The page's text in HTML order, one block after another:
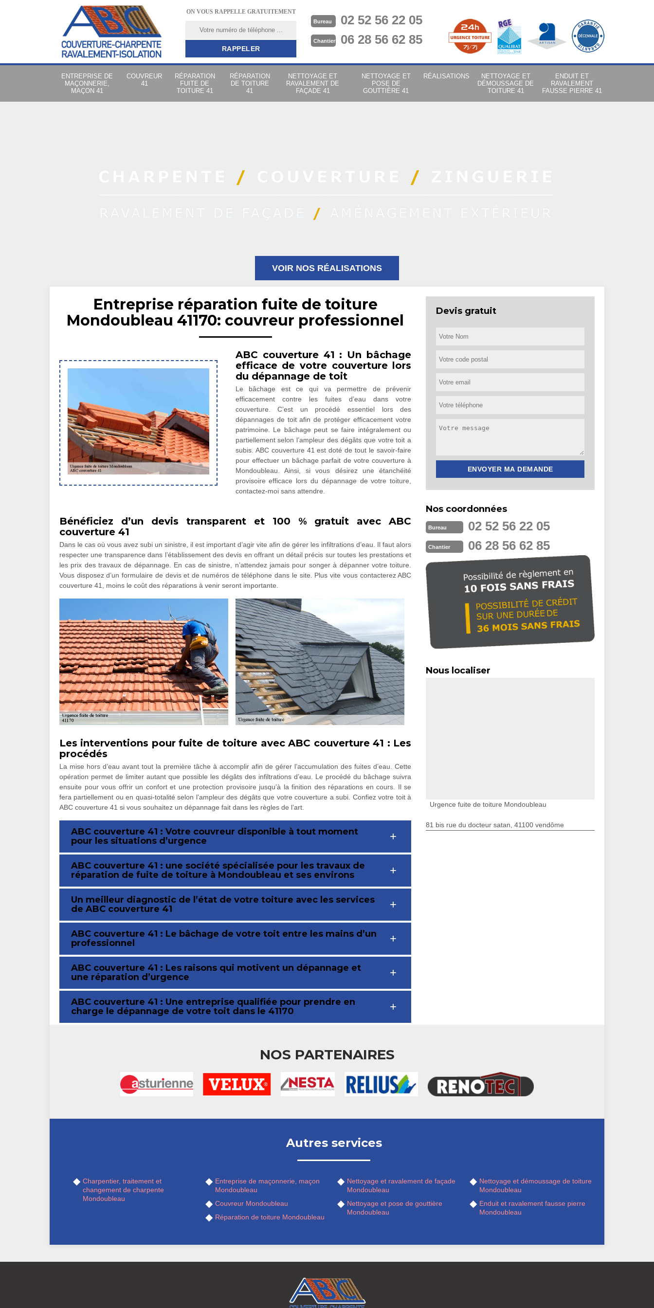
ON VOUS RAPPELLE GRATUITEMENT
Bureau 02 52 56 22 05
Chantier 06 28 56 62 85
ENTREPRISE DE
MAÇONNERIE,
MAÇON 41
COUVREUR
41
RÉPARATION
FUITE DE
TOITURE 41
RÉPARATION
DE TOITURE
41
NETTOYAGE ET
RAVALEMENT DE
FAÇADE 41
NETTOYAGE ET
POSE DE
GOUTTIÈRE 41
RÉALISATIONS
NETTOYAGE ET
DÉMOUSSAGE DE
TOITURE 41
ENDUIT ET
RAVALEMENT
FAUSSE PIERRE 41
VOIR NOS RÉALISATIONS
Entreprise réparation fuite de toiture
Mondoubleau 41170: couvreur professionnel
ABC couverture 41 : Un bâchage
efficace de votre couverture lors
du dépannage de toit
Le bâchage est ce qui va permettre de prévenir
efficacement contre les fuites d’eau dans votre
couverture. C’est un procédé essentiel lors des
dépannages de toit afin de protéger efficacement votre
patrimoine. Le bâchage peut se faire intégralement ou
partiellement selon l’ampleur des dégâts que votre toit a
subis. ABC couverture 41 est doté de tout le savoir-faire
pour effectuer un bâchage parfait de votre couverture à
Mondoubleau. Ainsi, si vous désirez une étanchéité
provisoire efficace lors du dépannage de votre toiture,
contactez-moi sans attendre.
Bénéficiez d’un devis transparent et 100 % gratuit avec ABC
couverture 41
Dans le cas où vous avez subi un sinistre, il est important d’agir vite afin de gérer les infiltrations d’eau. Il faut alors
respecter une transparence dans l’établissement des devis en offrant un détail précis sur toutes les prestations et
les prix des travaux de dépannage. En cas de sinistre, n’attendez jamais pour songer à dépanner votre toiture.
Vous disposez d’un formulaire de devis et de numéros de téléphone dans le site. Plus vite vous contacterez ABC
couverture 41, moins le coût des réparations à venir seront importante.
Les interventions pour fuite de toiture avec ABC couverture 41 : Les
procédés
La mise hors d’eau avant tout la première tâche à accomplir afin de gérer l’accumulation des fuites d’eau. Cette
opération permet de limiter autant que possible les dégâts des infiltrations d’eau. Le procédé du bâchage suivra
ensuite pour vous offrir un confort et une protection provisoire jusqu’à la finition des réparations en cours. Il se
fera partiellement ou en quasi-totalité selon l’ampleur des dégâts que votre couverture a subi. Confiez votre toit à
ABC couverture 41 si vous souhaitez un dépannage fait dans les règles de l’art.
ABC couverture 41 : Votre couvreur disponible à tout moment
pour les situations d’urgence
ABC couverture 41 : une société spécialisée pour les travaux de
réparation de fuite de toiture à Mondoubleau et ses environs
Un meilleur diagnostic de l’état de votre toiture avec les services
de ABC couverture 41
ABC couverture 41 : Le bâchage de votre toit entre les mains d’un
professionnel
ABC couverture 41 : Les raisons qui motivent un dépannage et
une réparation d’urgence
ABC couverture 41 : Une entreprise qualifiée pour prendre en
charge le dépannage de votre toit dans le 41170
Devis gratuit
Nos coordonnées
Bureau 02 52 56 22 05
Chantier 06 28 56 62 85
Nous localiser
Urgence fuite de toiture Mondoubleau
81 bis rue du docteur satan, 41100 vendôme
NOS PARTENAIRES
Autres services
Charpentier, traitement et
changement de charpente
Mondoubleau
Entreprise de maçonnerie, maçon
Mondoubleau
Couvreur Mondoubleau
Réparation de toiture Mondoubleau
Nettoyage et ravalement de façade
Mondoubleau
Nettoyage et pose de gouttière
Mondoubleau
Nettoyage et démoussage de toiture
Mondoubleau
Enduit et ravalement fausse pierre
Mondoubleau